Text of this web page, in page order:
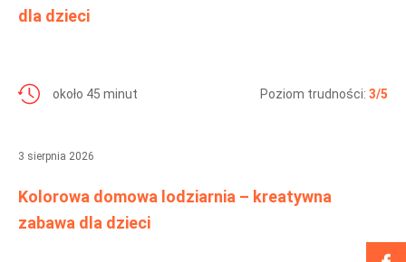
dla dzieci
około 45 minut Poziom trudności: 3/5
3 sierpnia 2026
Kolorowa domowa lodziarnia – kreatywna
zabawa dla dzieci